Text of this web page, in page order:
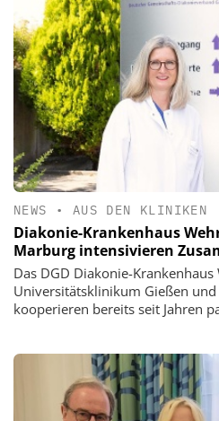
NEWS • AUS DEN KLINIKEN
Diakonie-Krankenhaus
Marburg intensivieren
Das DGD Diakonie-
Universitätsklinikum Gießen und
kooperieren bereits seit Jahren